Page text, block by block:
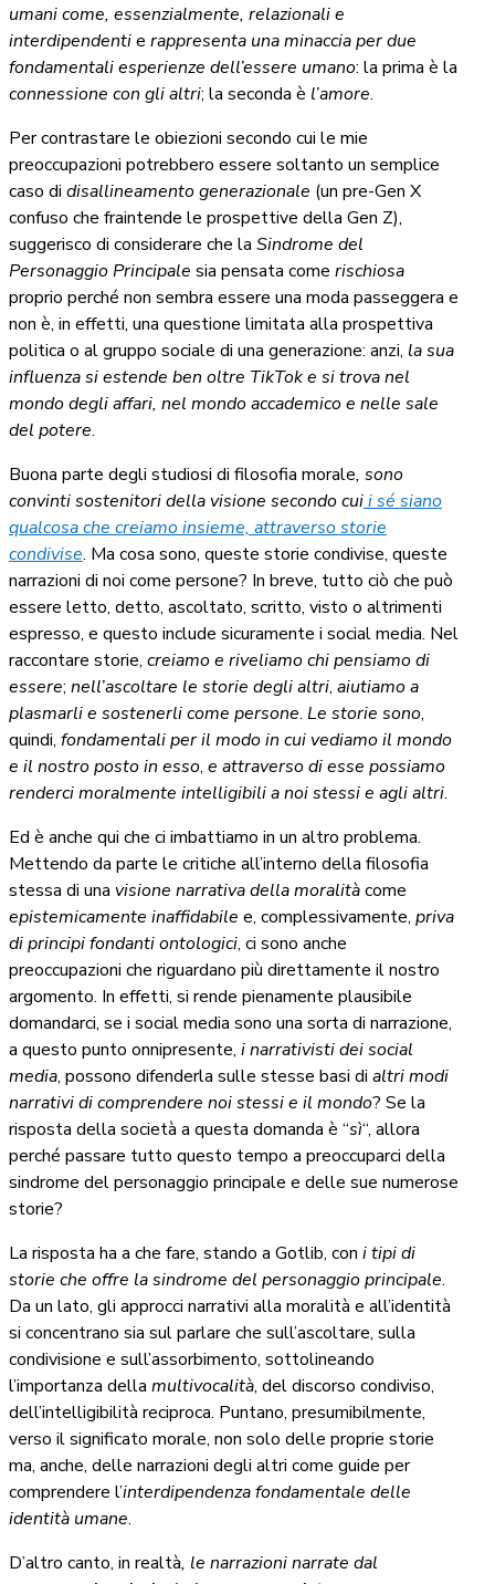
umani come, essenzialmente, relazionali e
interdipendentie rappresenta una minaccia per due
fondamentali esperienze dell’essere umano: la prima è la
connessione con gli altri; la seconda è l’amore.
Per contrastare le obiezioni secondo cui le mie
preoccupazioni potrebbero essere soltanto un semplice
caso di disallineamento generazionale (un pre-Gen X
confuso che fraintende le prospettive della Gen Z),
suggerisco di considerare che la Sindrome del
Personaggio Principale sia pensata come rischiosa
proprio perché non sembra essere una moda passeggera e
non è, in effetti, una questione limitata alla prospettiva
politica o al gruppo sociale di una generazione: anzi, la sua
influenza si estende ben oltre TikTok e si trova nel
mondo degli affari, nel mondo accademico e nelle sale
del potere.
Buona parte degli studiosi di filosofia morale, sono
convinti sostenitori della visione secondo cuii sé siano
qualcosa che creiamo insieme, attraverso storie
condivise. Ma cosa sono, queste storie condivise, queste
narrazioni di noi come persone? In breve, tutto ciò che può
essere letto, detto, ascoltato, scritto, visto o altrimenti
espresso, e questo include sicuramente i social media. Nel
raccontare storie, creiamo e riveliamo chi pensiamo di
essere; nell’ascoltare le storie degli altri, aiutiamo a
plasmarli e sostenerli come persone. Le storie sono,
quindi, fondamentali per il modo in cui vediamo il mondo
e il nostro posto in esso, e attraverso di esse possiamo
renderci moralmente intelligibili a noi stessi e agli altri.
Ed è anche qui che ci imbattiamo in un altro problema.
Mettendo da parte le critiche all’interno della filosofia
stessa di una visione narrativa della moralitàcome
epistemicamente inaffidabile e, complessivamente, priva
di principi fondanti ontologici, ci sono anche
preoccupazioni che riguardano più direttamente il nostro
argomento. In effetti, si rende pienamente plausibile
domandarci, se i social media sono una sorta di narrazione,
a questo punto onnipresente, i narrativisti dei social
media, possono difenderla sulle stesse basi di altri modi
narrativi di comprendere noi stessi e il mondo? Se la
risposta della società a questa domanda è “sì“, allora
perché passare tutto questo tempo a preoccuparci della
sindrome del personaggio principale e delle sue numerose
storie?
La risposta ha a che fare, stando a Gotlib, con i tipi di
storie che offre la sindrome del personaggio principale.
Da un lato, gli approcci narrativi alla moralità e all’identità
si concentrano sia sul parlare che sull’ascoltare, sulla
condivisione e sull’assorbimento, sottolineando
l’importanza della multivocalità, del discorso condiviso,
dell’intelligibilità reciproca. Puntano, presumibilmente,
verso il significato morale, non solo delle proprie storie
ma, anche, delle narrazioni degli altri come guide per
comprendere l’interdipendenzafondamentale delle
identità umane.
D’altro canto, in realtà, le narrazioni narrate dal